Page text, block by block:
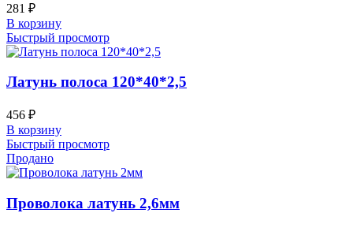
281 ₽
В корзину
Быстрый просмотр
Латунь полоса 120*40*2,5
456 ₽
В корзину
Быстрый просмотр
Продано
Проволока латунь 2,6мм